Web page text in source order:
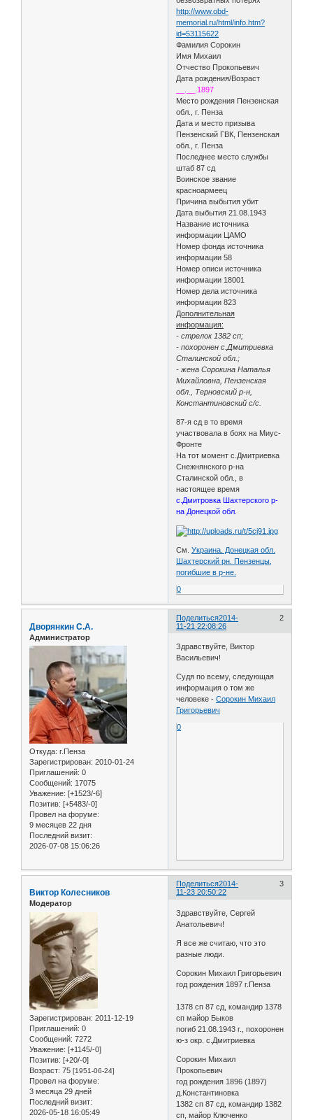
http://www.obd-
memorial.ru/html/info.htm?
id=53115622
Фамилия Сорокин
Имя Михаил
Отчество Прокопьевич
Дата рождения/Возраст
__.__.1897
Место рождения Пензенская
обл., г. Пенза
Дата и место призыва
Пензенский ГВК, Пензенская
обл., г. Пенза
Последнее место службы
штаб 87 сд
Воинское звание
красноармеец
Причина выбытия убит
Дата выбытия 21.08.1943
Название источника
информации ЦАМО
Номер фонда источника
информации 58
Номер описи источника
информации 18001
Номер дела источника
информации 823
Дополнительная
информация:
- стрелок 1382 сп;
- похоронен с.Дмитриевка
Сталинской обл.;
- жена Сорокина Наталья
Михайловна, Пензенская
обл., Терновский р-н,
Константиновский с/с.
87-я сд в то время
участвовала в боях на Миус-
Фронте
На тот момент с.Дмитриевка
Снежнянского р-на
Сталинской обл., в
настоящее время
с.Дмитровка Шахтерского р-
на Донецкой обл.
См.Украина. Донецкая обл.
Шахтерский рн. Пензенцы,
погибшие в р-не.
0
Поделиться 2
2014-
11-21 22:08:26
Дворянкин С.А.
Администратор
Откуда: г.Пенза
Зарегистрирован: 2010-01-24
Приглашений: 0
Сообщений: 17075
Уважение: [+1523/-6]
Позитив: [+5483/-0]
Провел на форуме:
9 месяцев 22 дня
Последний визит:
2026-07-08 15:06:26
Здравствуйте, Виктор
Васильевич!
Судя по всему, следующая
информация о том же
человеке -Сорокин Михаил
Григорьевич
0
Поделиться 3
2014-
11-23 20:50:22
Виктор Колесников
Модератор
Зарегистрирован: 2011-12-19
Приглашений: 0
Сообщений: 7272
Уважение: [+1145/-0]
Позитив: [+20/-0]
Возраст: 75 [1951-06-24]
Провел на форуме:
3 месяца 29 дней
Последний визит:
2026-05-18 16:05:49
Здравствуйте, Сергей
Анатольевич!
Я все же считаю, что это
разные люди.
Сорокин Михаил Григорьевич
год рождения 1897 г.Пенза
1378 сп 87 сд, командир 1378
сп майор Быков
погиб 21.08.1943 г., похоронен
ю-з окр. с.Дмитриевка
Сорокин Михаил
Прокопьевич
год рождения 1896 (1897)
д.Константиновка
1382 сп 87 сд, командир 1382
сп, майор Ключенко